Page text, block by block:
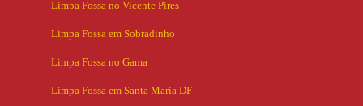
Limpa Fossa no Vicente Pires
Limpa Fossa em Sobradinho
Limpa Fossa no Gama
Limpa Fossa em Santa Maria DF